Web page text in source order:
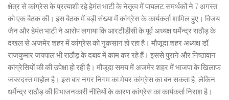
क्षेत्र से कांग्रेस के प्रत्याशी रहे हेमंत भाटी के नेतृत्व में पायलट समर्थकों ने 7 अगस्त
को एक बैठक की। इस बैठक में बड़ी संख्या में कांग्रेस के कार्यकर्ता शामिल हुए। विजय
जैन और हेमंत भाटी ने आरोप लगाया कि आरटीडीसी के पूर्व अध्यक्ष धर्मेन्द्र राठौड़ के
दखल से अजमेर शहर में कांग्रेस को नुकसान हो रहा है। मौजूदा शहर अध्यक्ष डॉ.
राजकुमार जयपाल भी राठौड़ के दबाव में काम कर रहे हैं। इससे पुराने और निष्ठावान
कांग्रेसियों की की उपेक्षा हो रही है। मौजूदा समय में अजमेर शहर में भाजपा के खिलाफ
जबरदस्त माहोल है। इस बार नगर निगम का मेयर कांग्रेस का बन सकता है, लेकिन
धर्मेन्द्र राठौड़ की विभाजनकारी नीतियों के कारण कांग्रेस का कार्यकर्ता निराश है।